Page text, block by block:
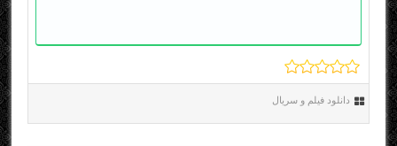
دانلود فیلم و سریال